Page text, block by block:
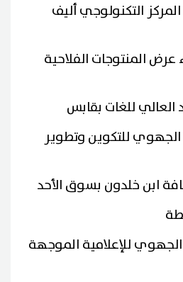
التكنولوجي أليف
عرض المنتوجات الفلاحية
للغات بقابس
للتكوين وتطوير
ابن خلدون بسوق الأحد
الجهوي للإعلامية الموجهة